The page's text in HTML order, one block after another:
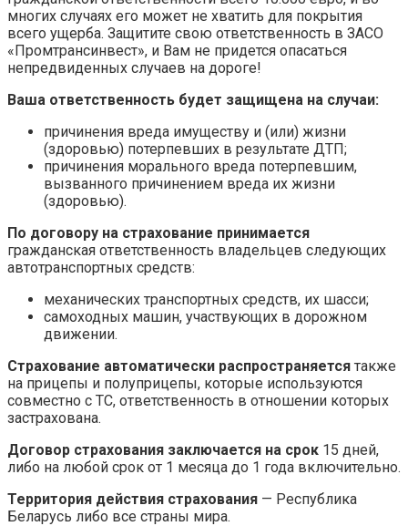
многих случаях его может не хватить для покрытия
всего ущерба. Защитите свою ответственность в ЗАСО
«Промтрансинвест», и Вам не придется опасаться
непредвиденных случаев на дороге!
Ваша ответственность будет защищена на случаи:
причинения вреда имуществу и (или) жизни
(здоровью) потерпевших в результате ДТП;
причинения морального вреда потерпевшим,
вызванного причинением вреда их жизни
(здоровью).
По договору на страхование принимается
гражданская ответственность владельцев следующих
автотранспортных средств:
механических транспортных средств, их шасси;
самоходных машин, участвующих в дорожном
движении.
Страхование автоматически распространяется также
на прицепы и полуприцепы, которые используются
совместно с ТС, ответственность в отношении которых
застрахована.
Договор страхования заключается на срок 15 дней,
либо на любой срок от 1 месяца до 1 года включительно.
Территория действия страхования — Республика
Беларусь либо все страны мира.